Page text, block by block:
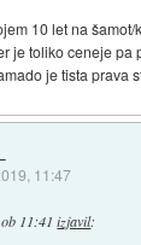
10 let na
je toliko ceneje pa
je tista prava
11:47
11:41 izjavil: